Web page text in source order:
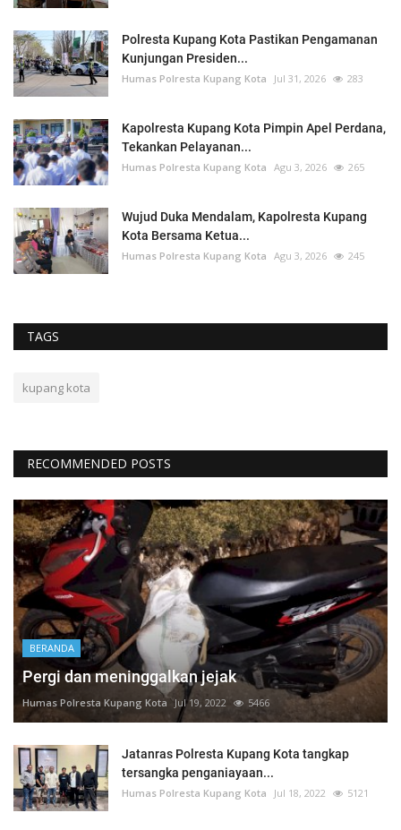
Polresta Kupang Kota Pastikan Pengamanan
Kunjungan Presiden...
Humas Polresta Kupang Kota Jul 31, 2026 283
Kapolresta Kupang Kota Pimpin Apel Perdana,
Tekankan Pelayanan...
Humas Polresta Kupang Kota Agu 3, 2026 265
Wujud Duka Mendalam, Kapolresta Kupang
Kota Bersama Ketua...
Humas Polresta Kupang Kota Agu 3, 2026 245
TAGS
kupang kota
RECOMMENDED POSTS
BERANDA
Pergi dan meninggalkan jejak
Humas Polresta Kupang Kota Jul 19, 2022 5466
Jatanras Polresta Kupang Kota tangkap
tersangka penganiayaan...
Humas Polresta Kupang Kota Jul 18, 2022 5121